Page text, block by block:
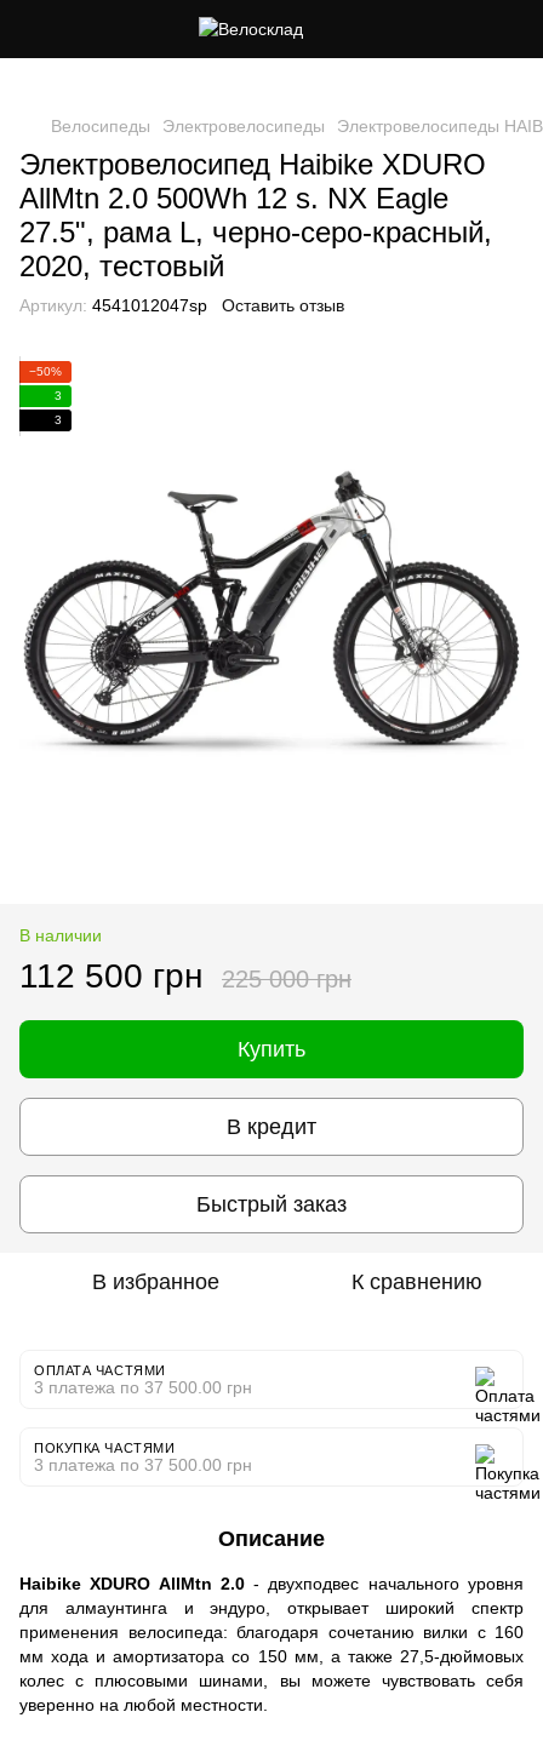
Велосипеды Электровелосипеды Электровелосипеды
Электровелосипед Haibike XDURO
AllMtn 2.0 500Wh 12 s. NX Eagle
27.5", рама L, черно-серо-красный,
2020, тестовый
Артикул: 4541012047sp Оставить отзыв
−50%
3
3
В наличии
112 500 грн 225 000 грн
Купить
В кредит
Быстрый заказ
В избранное К сравнению
ОПЛАТА ЧАСТЯМИ
3 платежа по 37 500.00 грн
ПОКУПКА ЧАСТЯМИ
3 платежа по 37 500.00 грн
Описание
Haibike XDURO AllMtn 2.0- двухподвес начального уровня
для алмаунтинга и эндуро, открывает широкий спектр
применения велосипеда: благодаря сочетанию вилки с 160
мм хода и амортизатора со 150 мм, а также 27,5-дюймовых
колес с плюсовыми шинами, вы можете чувствовать себя
уверенно на любой местности.